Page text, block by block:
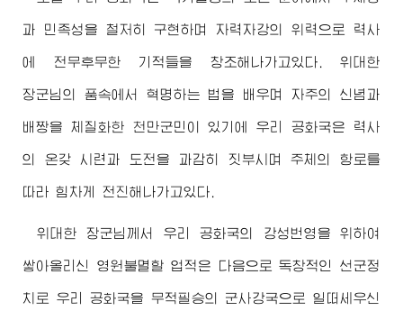
과 민족성을 철저히 구현하며 자력자강의 위력으로 력사
에 전무후무한 기적들을 창조해나가고있다. 위대한
장군님 의 품속에서 혁명하는 법을 배우며 자주의 신념과
배짱을 체질화한 천만군민이 있기에 우리 공화국은 력사
의 온갖 시련과 도전을 과감히 짓부시며 주체의 항로를
따라 힘차게 전진해나가고있다.
위대한 장군님 께서 우리 공화국의 강성번영을 위하여
쌓아올리신 영원불멸할 업적은 다음으로 독창적인 선군정
치로 우리 공화국을 무적필승의 군사강국으로 일떠세우신